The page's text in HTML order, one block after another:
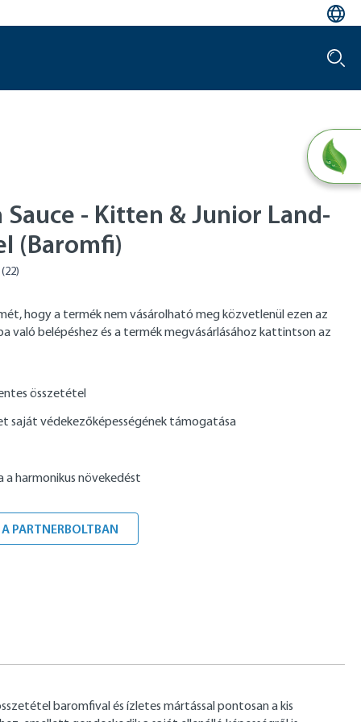
Sauce - Kitten & Junior Land-
(Baromfi)
hogy a termék nem vásárolható meg közvetlenül ezen az
való belépéshez és a termék megvásárlásához kattintson az
összetétel
saját védekezőképességének támogatása
a harmonikus növekedést
PARTNERBOLTBAN
baromfival és ízletes mártással pontosan a kis